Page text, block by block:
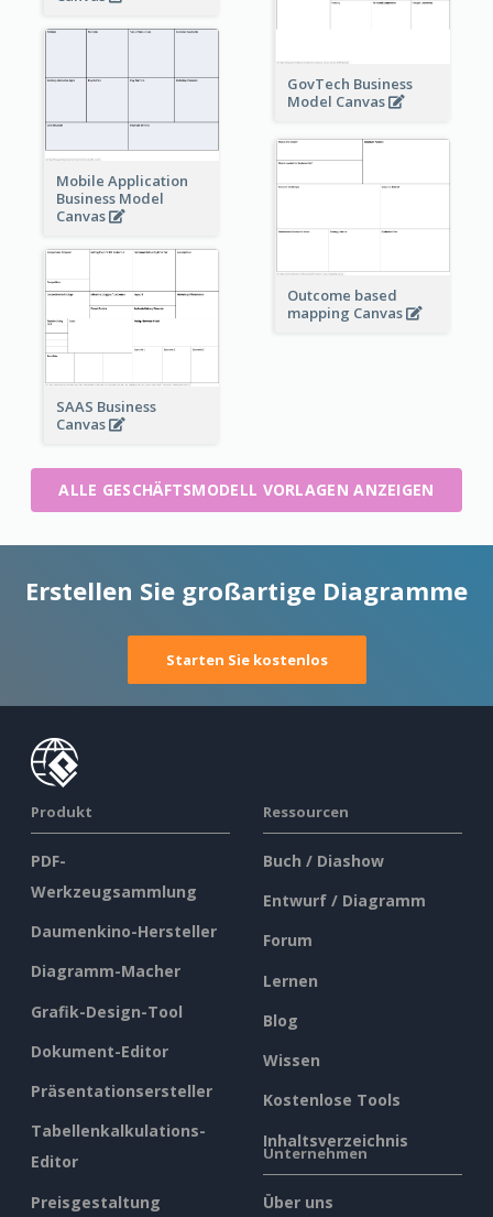
GovTech Business
Model Canvas
Mobile Application
Business Model
Canvas
Outcome based
mapping Canvas
SAAS Business
Canvas
ALLE GESCHÄFTSMODELL VORLAGEN ANZEIGEN
Erstellen Sie großartige Diagramme
Starten Sie kostenlos
Produkt
PDF-
Werkzeugsammlung
Daumenkino-Hersteller
Diagramm-Macher
Grafik-Design-Tool
Dokument-Editor
Präsentationsersteller
Tabellenkalkulations-
Editor
Preisgestaltung
Ressourcen
Buch / Diashow
Entwurf / Diagramm
Forum
Lernen
Blog
Wissen
Kostenlose Tools
Inhaltsverzeichnis
Unternehmen
Über uns